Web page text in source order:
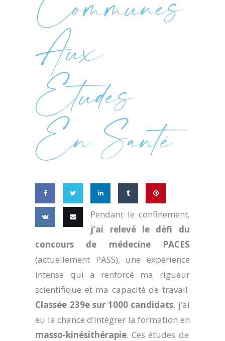
Aux
Etudes
En Santé
Share Share
on
Share
on
Pin this
on VK this
Pendant le confinement,
j’ai relevé le défi du
concours de médecine PACES
(actuellement PASS), une expérience
intense qui a renforcé ma rigueur
scientifique et ma capacité de travail.
Classée 239e sur 1000 candidats, j’ai
eu la chance d’intégrer la formation en
masso-kinésithérapie. Ces études de